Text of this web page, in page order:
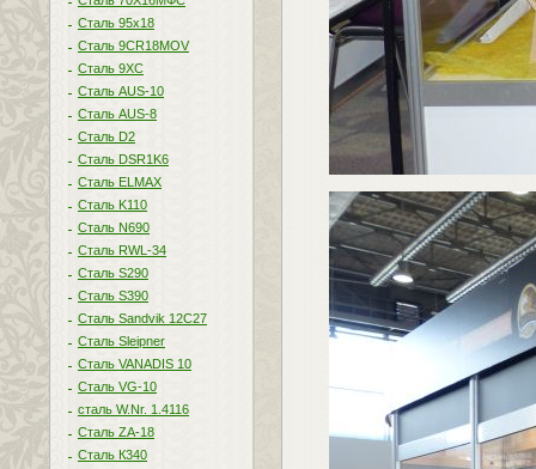
Сталь 95х18
Сталь 9CR18MOV
Сталь 9ХС
Сталь AUS-10
Сталь AUS-8
Сталь D2
Сталь DSR1K6
Сталь ELMAX
Сталь K110
Сталь N690
Сталь RWL-34
Сталь S290
Сталь S390
Сталь Sandvik 12C27
Сталь Sleipner
Сталь VANADIS 10
Сталь VG-10
сталь W.Nr. 1.4116
Сталь ZA-18
Сталь К340